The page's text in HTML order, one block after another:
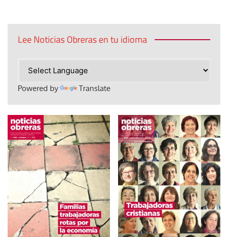
Lee Noticias Obreras en tu idioma
Powered by Translate